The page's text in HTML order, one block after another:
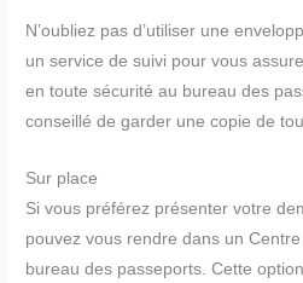
N’oubliez pas d’utiliser une
un service de suivi pour vous
en toute sécurité au bureau des
conseillé de garder une copie de
Sur place
Si vous préférez présenter votre
pouvez vous rendre dans un
bureau des passeports. Cette